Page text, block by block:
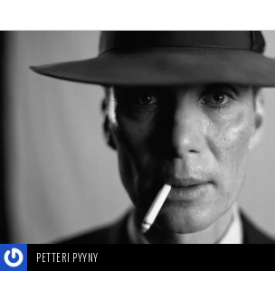
PETTERI PYYNY